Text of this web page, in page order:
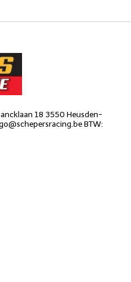
18 3550 Heusden-
BTW: